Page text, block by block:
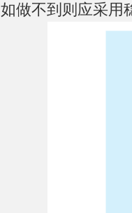
如做不到则应采用